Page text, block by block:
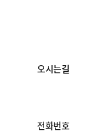
오시는길
전화번호